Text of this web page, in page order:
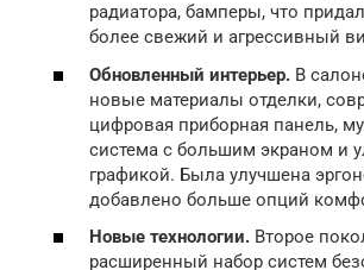
радиатора, бамперы, что
более свежий и агрессивный
Обновленный интерьер. В
новые материалы отделки,
цифровая приборная панель,
система с большим экраном и
графикой. Была улучшена
добавлено больше опций
Новые технологии. Второе
расширенный набор систем